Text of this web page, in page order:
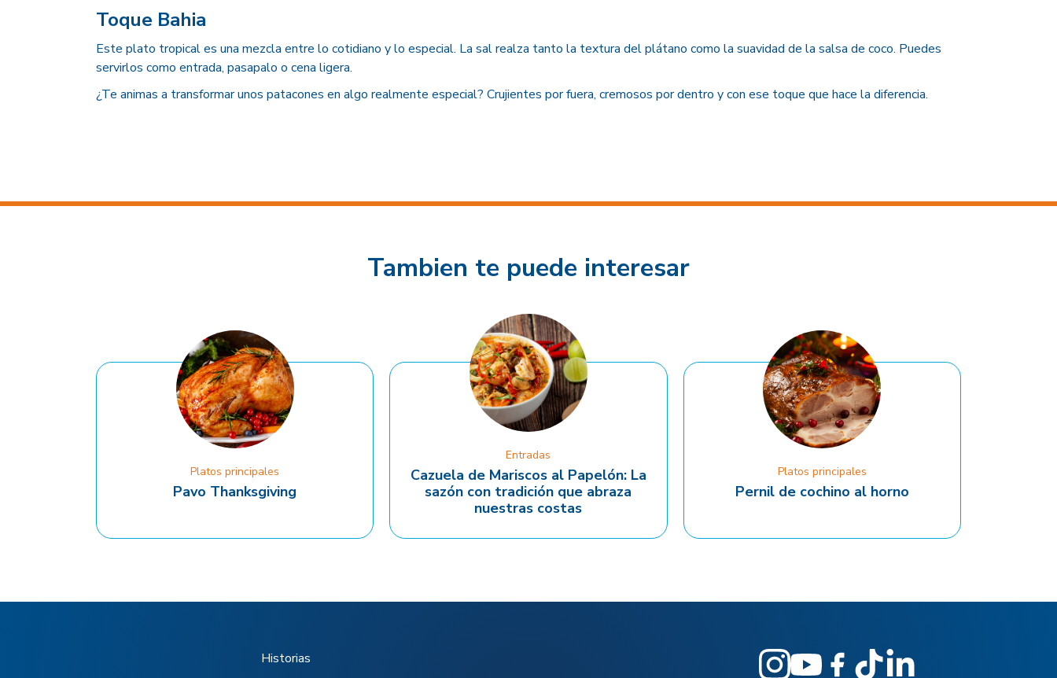
Toque Bahia
Este plato tropical es una mezcla entre lo cotidiano y lo especial. La sal realza tanto la textura del plátano como la suavidad de la salsa de coco. Puedes
servirlos como entrada, pasapalo o cena ligera.
¿Te animas a transformar unos patacones en algo realmente especial? Crujientes por fuera, cremosos por dentro y con ese toque que hace la diferencia.
Tambien te puede interesar
Platos principales
Pavo Thanksgiving
Entradas
Cazuela de Mariscos al Papelón: La
sazón con tradición que abraza
nuestras costas
Platos principales
Pernil de cochino al horno
Historias